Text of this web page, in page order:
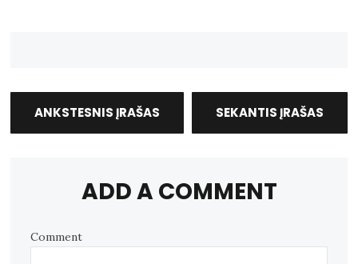
ANKSTESNIS ĮRAŠAS SEKANTIS ĮRAŠAS
ADD A COMMENT
Comment